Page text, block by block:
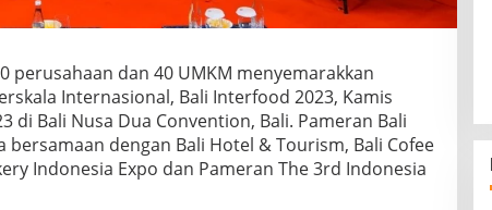
perusahaan dan 40 UMKM menyemarakkan
Internasional, Bali Interfood 2023, Kamis
di Bali Nusa Dua Convention, Bali. Pameran Bali
dengan Bali Hotel & Tourism, Bali Cofee
Indonesia Expo dan Pameran The 3rd Indonesia